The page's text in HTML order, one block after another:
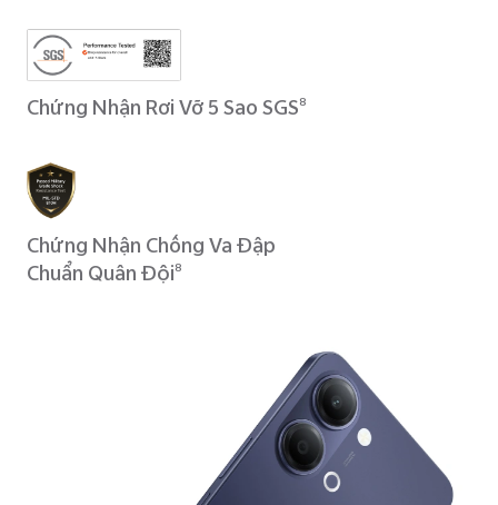
Chứng Nhận Rơi Vỡ 5 Sao SGS8
Chứng Nhận Chống Va Đập
Chuẩn Quân Đội8